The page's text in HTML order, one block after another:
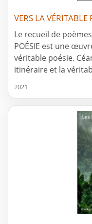
VERS LA VÉRITABLE
Le recueil de poèmes
POÉSIE est une
véritable poésie.
itinéraire et la
2021